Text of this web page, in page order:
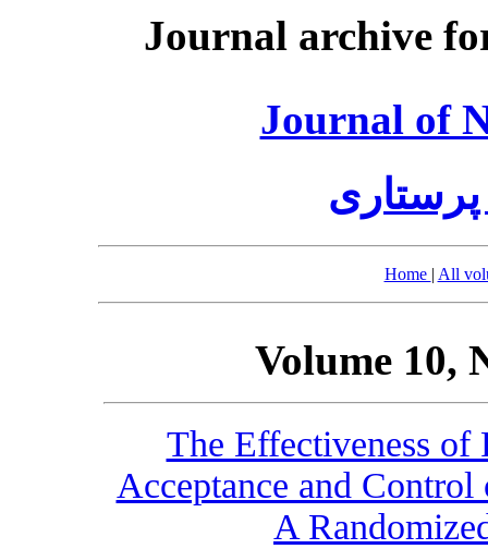
Journal archive
Journal of
Home | All
Volume 10,
The Effectiveness of
Acceptance and
A